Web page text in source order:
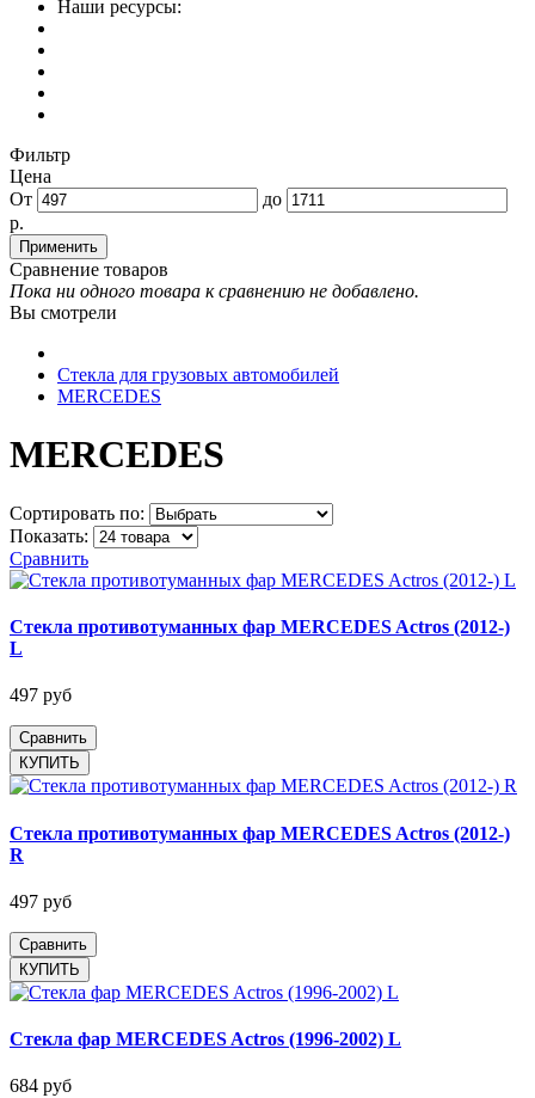
Наши ресурсы:
Фильтр
Цена
От
до
р.
Сравнение товаров
Пока ни одного товара к сравнению не добавлено.
Вы смотрели
Стекла для грузовых автомобилей
MERCEDES
MERCEDES
Сортировать по:
Показать:
Сравнить
Стекла противотуманных фар MERCEDES Actros (2012-)
L
497 руб
Сравнить
Стекла противотуманных фар MERCEDES Actros (2012-)
R
497 руб
Сравнить
Стекла фар MERCEDES Actros (1996-2002) L
684 руб